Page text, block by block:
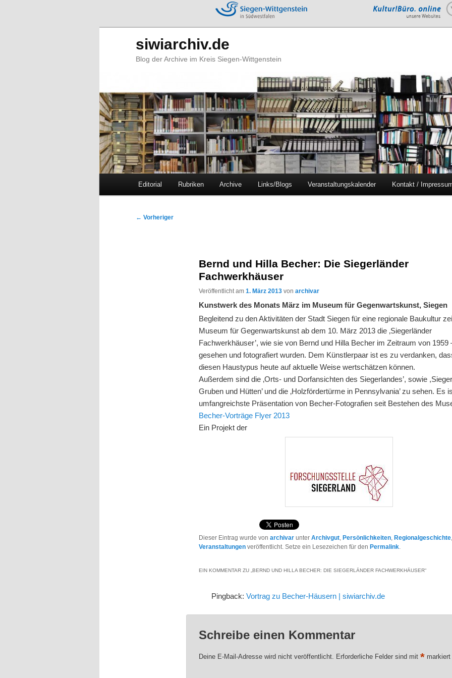
siwiarchiv.de
Blog der Archive im Kreis Siegen-Wittgenstein
Zum
Zum
Editorial Rubriken Archive Links/Blogs Veranstaltungskalender Kontakt /
Beitragsnavigation
← Vorheriger
Bernd und Hilla Becher: Die Siegerländer
Fachwerkhäuser
Veröffentlicht am1. März 2013 vonarchivar
Kunstwerk des Monats März im Museum für Gegenwartskunst, Siegen
Begleitend zu den Aktivitäten der Stadt Siegen für eine regionale Baukultur
Museum für Gegenwartskunst ab dem 10. März 2013 die ‚Siegerländer
Fachwerkhäuser’, wie sie von Bernd und Hilla Becher im Zeitraum von 1959
gesehen und fotografiert wurden. Dem Künstlerpaar ist es zu verdanken,
diesen Haustypus heute auf aktuelle Weise wertschätzen können.
Außerdem sind die ‚Orts- und Dorfansichten des Siegerlandes’, sowie
Gruben und Hütten’ und die ‚Holzfördertürme in Pennsylvania’ zu sehen. Es
umfangreichste Präsentation von Becher-Fotografien seit Bestehen des
Becher-Vorträge Flyer 2013
Ein Projekt der
Dieser Eintrag wurde vonarchivar unterArchivgut, Persönlichkeiten, Regionalgeschichte
Veranstaltungen veröffentlicht. Setze ein Lesezeichen für den Permalink.
EIN KOMMENTAR ZU „BERND UND HILLA BECHER: DIE SIEGERLÄNDER FACHWERKHÄUSER“
Pingback: Vortrag zu Becher-Häusern | siwiarchiv.de
Schreibe einen Kommentar
Deine E-Mail-Adresse wird nicht veröffentlicht. Erforderliche Felder sind mit* markiert